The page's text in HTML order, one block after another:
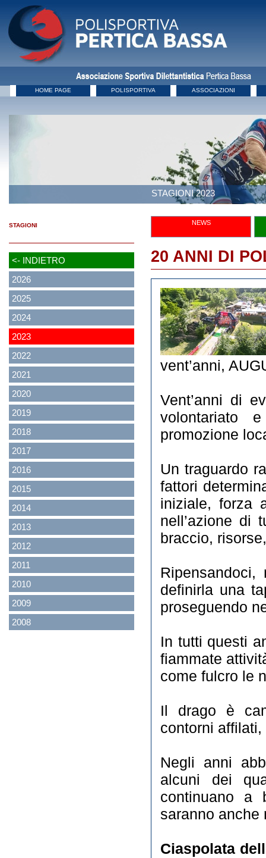
HOME PAGE POLISPORTIVA ASSOCIAZIONI
STAGIONI 2023
STAGIONI
<- INDIETRO
2026
2025
2024
2023
2022
2021
2020
2019
2018
2017
2016
2015
2014
2013
2012
2011
2010
2009
2008
NEWS
20 ANNI DI
vent’anni,
Vent’anni di
volontariato
promozione
Un traguardo
fattori
iniziale, forza
nell’azione di
braccio,
definirla una
proseguendo
In tutti questi
fiammate
come fulcro le
Il drago è
contorni
Negli anni
alcuni dei
continuano a
saranno anche
Ciaspolata